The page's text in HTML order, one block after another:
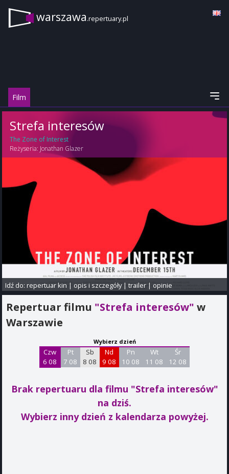
warszawa.repertuary.pl
Film
Strefa interesów
The Zone of Interest
Reżyseria: Jonathan Glazer
Idź do:repertuar kin | opis i szczegóły|trailer | opinie
Repertuar filmu "Strefa interesów" w
Warszawie
Wybierz dzień
Czw
6 08
Pt
7 08
Sb
8 08
Nd
9 08
Pn
10 08
Wt
11 08
Śr
12 08
Brak repertuaru dla filmu "Strefa interesów"
na dziś.
Wybierz inny dzień z kalendarza powyżej.